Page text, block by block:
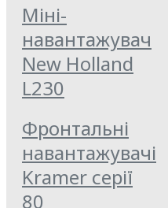
Міні-
навантажувач
New Holland
L230
Фронтальні
навантажувачі
Kramer серії
80